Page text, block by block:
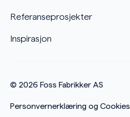
Referanseprosjekter
Inspirasjon
© 2026 Foss Fabrikker AS
Personvernerklæring og Cookies